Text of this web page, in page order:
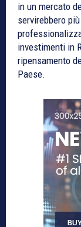
in un mercato
servirebbero
investimenti in
ripensamento
Paese.